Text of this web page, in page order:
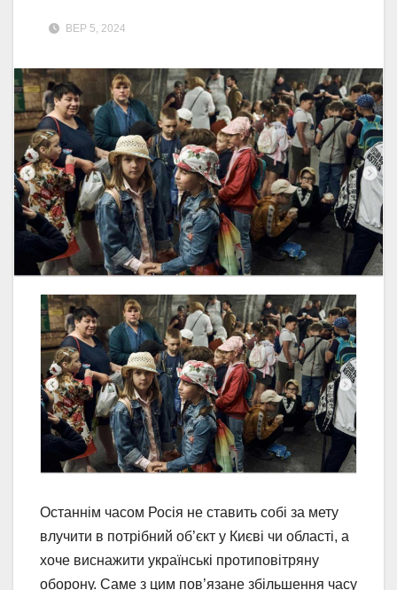
ВЕР 5, 2024
Останнім часом Росія не ставить собі за мету
влучити в потрібний об’єкт у Києві чи області, а
хоче виснажити українські протиповітряну
оборону. Саме з цим пов’язане збільшення часу